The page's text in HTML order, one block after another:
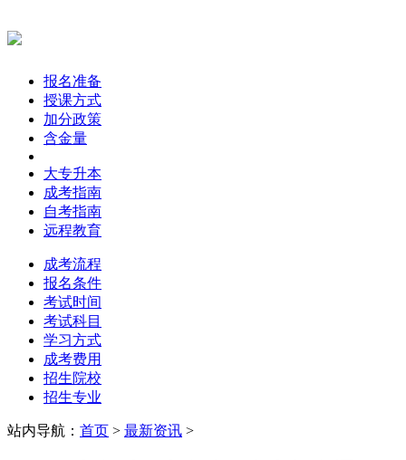
报名准备
授课方式
加分政策
含金量
大专升本
成考指南
自考指南
远程教育
成考流程
报名条件
考试时间
考试科目
学习方式
成考费用
招生院校
招生专业
站内导航： 首页 > 最新资讯 >